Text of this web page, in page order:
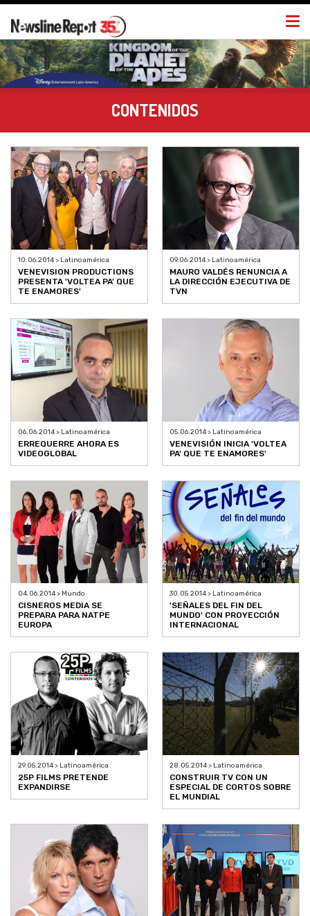
CONTENIDOS
10.06.2014 > Latinoamérica
VENEVISION PRODUCTIONS
PRESENTA 'VOLTEA PA’ QUE
TE ENAMORES'
09.06.2014 > Latinoamérica
MAURO VALDÉS RENUNCIA A
LA DIRECCIÓN EJECUTIVA DE
TVN
06.06.2014 > Latinoamérica
ERREQUERRE AHORA ES
VIDEOGLOBAL
05.06.2014 > Latinoamérica
VENEVISIÓN INICIA 'VOLTEA
PA' QUE TE ENAMORES'
04.06.2014 > Mundo
CISNEROS MEDIA SE
PREPARA PARA NATPE
EUROPA
30.05.2014 > Latinoamérica
'SEÑALES DEL FIN DEL
MUNDO' CON PROYECCIÓN
INTERNACIONAL
29.05.2014 > Latinoamérica
25P FILMS PRETENDE
EXPANDIRSE
28.05.2014 > Latinoamérica
CONSTRUIR TV CON UN
ESPECIAL DE CORTOS SOBRE
EL MUNDIAL